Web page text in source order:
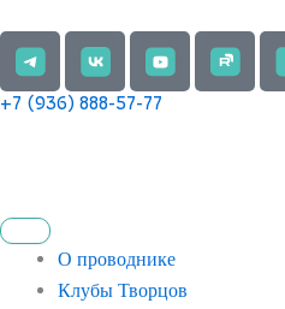
содержимому
+7 (936) 888-57-77
О проводнике
Клубы Творцов